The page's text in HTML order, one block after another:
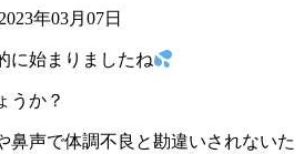
2023年03月07日
に始まりましたね
うか？
鼻声で体調不良と勘違いされないた